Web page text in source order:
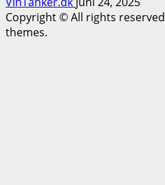
Copyright © All rights
themes.